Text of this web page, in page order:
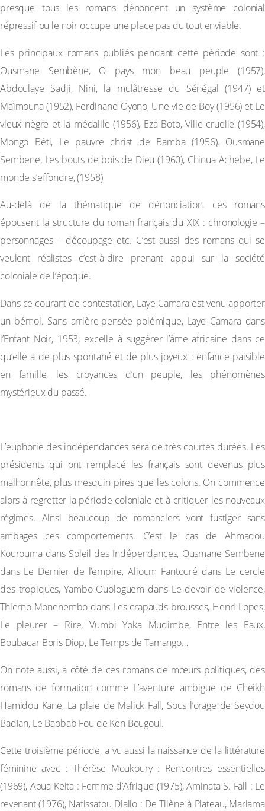
presque tous les romans dénoncent un système colonial
répressif ou le noir occupe une place pas du tout enviable.
Les principaux romans publiés pendant cette période sont :
Ousmane Sembène, O pays mon beau peuple (1957),
Abdoulaye Sadji, Nini, la mulâtresse du Sénégal (1947) et
Maïmouna (1952), Ferdinand Oyono, Une vie de Boy (1956) et Le
vieux nègre et la médaille (1956), Eza Boto, Ville cruelle (1954),
Mongo Béti, Le pauvre christ de Bamba (1956), Ousmane
Sembene, Les bouts de bois de Dieu (1960), Chinua Achebe, Le
monde s’effondre, (1958)
Au-delà de la thématique de dénonciation, ces romans
épousent la structure du roman français du XIX : chronologie –
personnages – découpage etc. C’est aussi des romans qui se
veulent réalistes c’est-à-dire prenant appui sur la société
coloniale de l’époque.
Dans ce courant de contestation, Laye Camara est venu apporter
un bémol. Sans arrière-pensée polémique, Laye Camara dans
l’Enfant Noir, 1953, excelle à suggérer l’âme africaine dans ce
qu’elle a de plus spontané et de plus joyeux : enfance paisible
en famille, les croyances d’un peuple, les phénomènes
mystérieux du passé.
L’euphorie des indépendances sera de très courtes durées. Les
présidents qui ont remplacé les français sont devenus plus
malhonnête, plus mesquin pires que les colons. On commence
alors à regretter la période coloniale et à critiquer les nouveaux
régimes. Ainsi beaucoup de romanciers vont fustiger sans
ambages ces comportements. C’est le cas de Ahmadou
Kourouma dans Soleil des Indépendances, Ousmane Sembene
dans Le Dernier de l’empire, Alioum Fantouré dans Le cercle
des tropiques, Yambo Ouologuem dans Le devoir de violence,
Thierno Monenembo dans Les crapauds brousses, Henri Lopes,
Le pleurer – Rire, Vumbi Yoka Mudimbe, Entre les Eaux,
Boubacar Boris Diop, Le Temps de Tamango…
On note aussi, à côté de ces romans de mœurs politiques, des
romans de formation comme L’aventure ambiguë de Cheikh
Hamidou Kane, La plaie de Malick Fall, Sous l’orage de Seydou
Badian, Le Baobab Fou de Ken Bougoul.
Cette troisième période, a vu aussi la naissance de la littérature
féminine avec : Thérèse Moukoury : Rencontres essentielles
(1969), Aoua Keita : Femme d’Afrique (1975), Aminata S. Fall : Le
revenant (1976), Nafissatou Diallo : De Tilène à Plateau, Mariama